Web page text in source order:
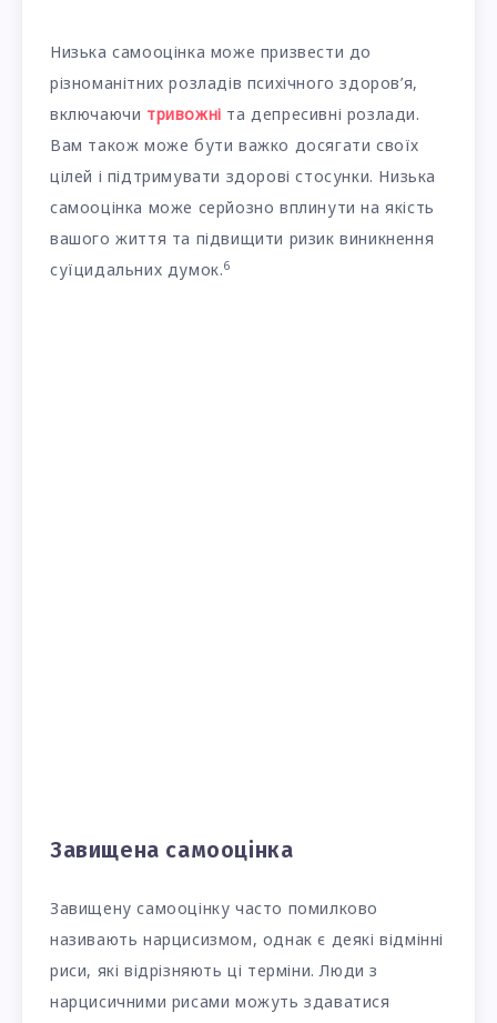
Низька самооцінка може призвести до
різноманітних розладів психічного здоров’я,
включаючи тривожні та депресивні розлади.
Вам також може бути важко досягати своїх
цілей і підтримувати здорові стосунки. Низька
самооцінка може серйозно вплинути на якість
вашого життя та підвищити ризик виникнення
суїцидальних думок.6
Завищена самооцінка
Завищену самооцінку часто помилково
називають нарцисизмом, однак є деякі відмінні
риси, які відрізняють ці терміни. Люди з
нарцисичними рисами можуть здаватися